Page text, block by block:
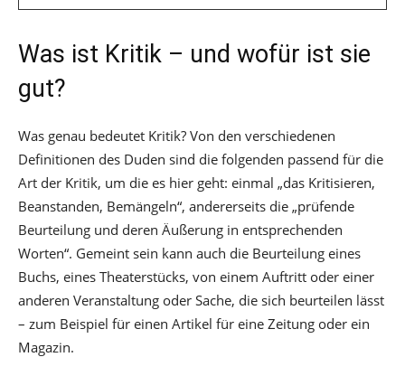
Was ist Kritik – und wofür ist sie
gut?
Was genau bedeutet Kritik? Von den verschiedenen
Definitionen des Duden sind die folgenden passend für die
Art der Kritik, um die es hier geht: einmal „das Kritisieren,
Beanstanden, Bemängeln“, andererseits die „prüfende
Beurteilung und deren Äußerung in entsprechenden
Worten“. Gemeint sein kann auch die Beurteilung eines
Buchs, eines Theaterstücks, von einem Auftritt oder einer
anderen Veranstaltung oder Sache, die sich beurteilen lässt
– zum Beispiel für einen Artikel für eine Zeitung oder ein
Magazin.